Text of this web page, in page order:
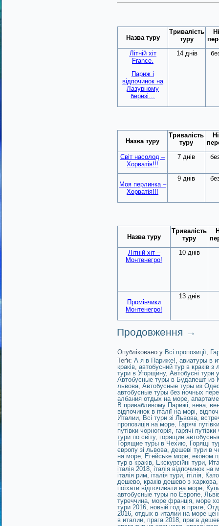
Назва туру
Тривалість
туру
Літній хіт
France.
Париж і
відпочинок на
Лазурному
березі…
14 днів
Назва туру
Тривалість
туру
Світ насолод –
Хорватія!!!
7 днів
Моя перлинка –
Хорватія!!!
9 днів
Назва туру
Тривалість
туру
Літній хіт –
Монтенегро!
10 днів
Промінчики
Монтенегро!
13 днів
Продовження →
Опубліковано у Всі пропозиції
Теґи: А я в Париже! авиатуры в
краків автобусний тур в краків з
тури в Угорщину, Автобусні тури
Автобусные туры в Будапешт из
львова Автобусные туры из
автобусные туры без ночных
албания отдых на море
В привабливому Парижі
вена
відпочинок в італії на морі
Италии Всі тури зі Львова
пропозиція на море Гарячі
путівки чорногорія гарячі
тури по світу, горящие
Горящие туры в Чехию Горящі
європу зі львова дешеві тури в
на море Егейське море економ
тур в краків Екскурсійні тури
італія 2018 італія відпочинок на
італія рим італія тури ітілія
дешево краків дешево з харкова
поїхати відпочивати на море
автобусные туры по Европе
туреччина море франція море
тури 2016 новый год в праге,
2016 отдых в италии на море
в италии, прага 2018 прага